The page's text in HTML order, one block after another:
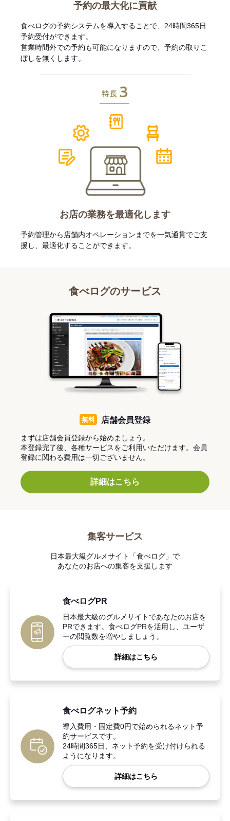
予約の最大化に貢献
食べログの予約システムを導入することで、24時間365日
予約受付ができます。
営業時間外での予約も可能になりますので、予約の取りこ
ぼしを無くします。
お店の業務を最適化します
予約管理から店舗内オペレーションまでを一気通貫でご支
援し、最適化することができます。
食べログのサービス
無料 店舗会員登録
まずは店舗会員登録から始めましょう。
本登録完了後、各種サービスをご利用いただけます。会員
登録に関わる費用は一切ございません。
詳細はこちら
集客サービス
日本最大級グルメサイト「食べログ」で
あなたのお店への集客を支援します
食べログPR
日本最大級のグルメサイトであなたのお店を
PRできます。食べログPRを活用し、ユーザ
ーの閲覧数を増やしましょう。
詳細はこちら
食べログネット予約
導入費用・固定費0円で始められるネット予
約サービスです。
24時間365日、ネット予約を受け付けられる
ようになります。
詳細はこちら